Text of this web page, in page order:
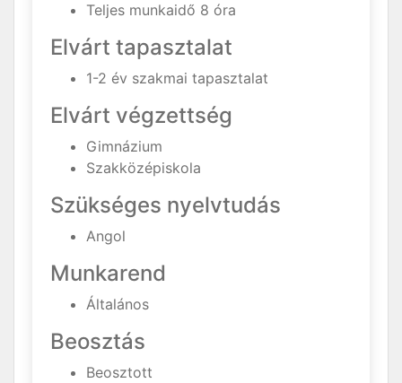
Teljes munkaidő 8 óra
Elvárt tapasztalat
1-2 év szakmai tapasztalat
Elvárt végzettség
Gimnázium
Szakközépiskola
Szükséges nyelvtudás
Angol
Munkarend
Általános
Beosztás
Beosztott